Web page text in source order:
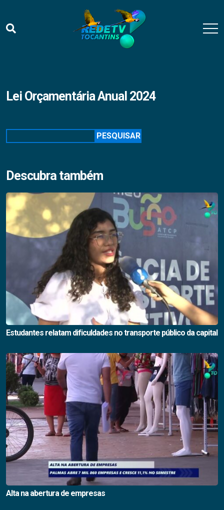
Lei Orçamentária Anual 2024
PESQUISAR
Descubra também
Estudantes relatam dificuldades no transporte público da capital
Alta na abertura de empresas